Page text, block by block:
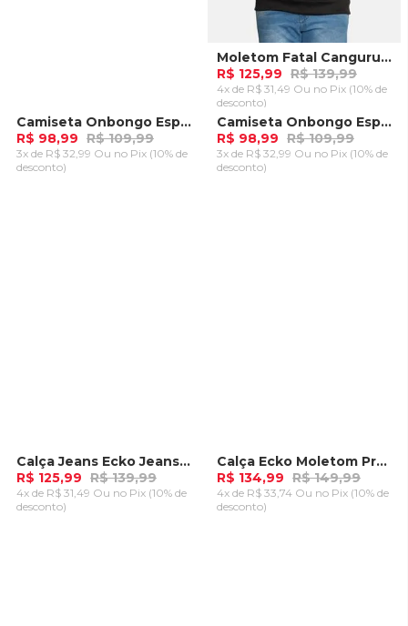
Moletom Fatal Canguru Fechado Preto
R$ 125,99 R$ 139,99
4x de R$ 31,49 Ou no Pix (10% de
desconto)
ADICIONAR AO
CARRINHO
-10%Camiseta Onbongo Especial Preta
R$ 98,99 R$ 109,99
3x de R$ 32,99 Ou no Pix (10% de
desconto)
-10%Camiseta Onbongo Especial Preta C/ Cinza
R$ 98,99 R$ 109,99
3x de R$ 32,99 Ou no Pix (10% de
desconto)
-10%Calça Jeans Ecko Jeans Azul
R$ 125,99 R$ 139,99
4x de R$ 31,49 Ou no Pix (10% de
desconto)
- 10%
Calça Ecko Moletom Preta
R$ 134,99 R$ 149,99
4x de R$ 33,74 Ou no Pix (10% de
desconto)